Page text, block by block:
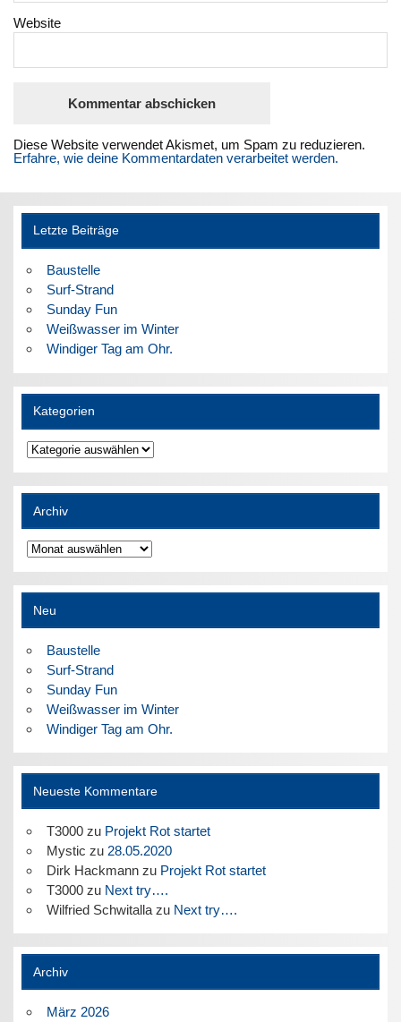
Website
Diese Website verwendet Akismet, um Spam zu reduzieren.
Erfahre, wie deine Kommentardaten verarbeitet werden.
Letzte Beiträge
Baustelle
Surf-Strand
Sunday Fun
Weißwasser im Winter
Windiger Tag am Ohr.
Kategorien
Kategorien
Archiv
Archiv
Neu
Baustelle
Surf-Strand
Sunday Fun
Weißwasser im Winter
Windiger Tag am Ohr.
Neueste Kommentare
T3000zu Projekt Rot startet
Mystic zu 28.05.2020
Dirk Hackmannzu Projekt Rot startet
T3000zu Next try….
Wilfried Schwitallazu Next try….
Archiv
März 2026